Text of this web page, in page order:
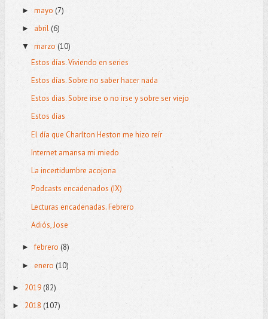
► mayo (7)
► abril(6)
▼ marzo (10)
Estos días. Viviendo en series
Estos días. Sobre no saber hacer nada
Estos dias. Sobre irse o no irse y sobre ser viejo
Estos días
El día que Charlton Heston me hizo reír
Internet amansa mi miedo
La incertidumbre acojona
Podcasts encadenados (IX)
Lecturas encadenadas. Febrero
Adiós, Jose
►febrero (8)
► enero (10)
► 2019(82)
► 2018 (107)